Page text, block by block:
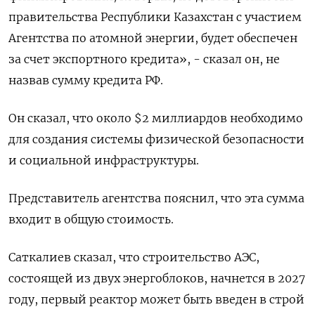
правительства Республики Казахстан с ​участием
Агентства по атомной ‌энергии, будет обеспечен
за ​счет экспортного кредита», - сказал ‌он, не
назвав сумму кредита РФ.
Он сказал, что ​около $2 ​миллиардов ‌необходимо
для создания системы физической безопасности
​и социальной инфраструктуры.
Представитель агентства пояснил, что эта сумма
входит в общую стоимость.
Саткалиев сказал, что строительство АЭС,
состоящей ​из ⁠двух энергоблоков, начнется в 2027
году, первый ‌реактор может быть введен ‌в строй